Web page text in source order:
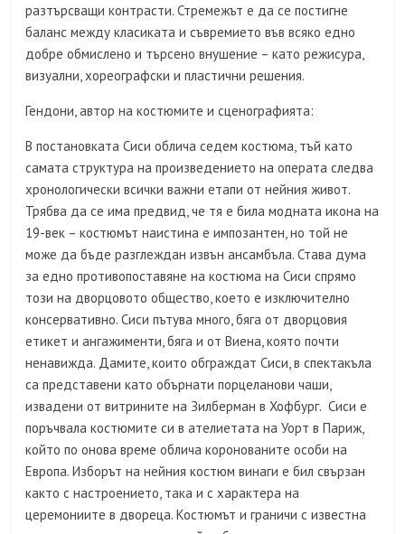
разтърсващи контрасти. Стремежът е да се постигне
баланс между класиката и съвремието във всяко едно
добре обмислено и търсено внушение – като режисура,
визуални, хореографски и пластични решения.
Гендони, автор на костюмите и сценографията:
В постановката Сиси облича седем костюма, тъй като
самата структура на произведението на операта следва
хронологически всички важни етапи от нейния живот.
Трябва да се има предвид, че тя е била модната икона на
19-век – костюмът наистина е импозантен, но той не
може да бъде разглеждан извън ансамбъла. Става дума
за едно противопоставяне на костюма на Сиси спрямо
този на дворцовото общество, което е изключително
консервативно. Сиси пътува много, бяга от дворцовия
етикет и ангажименти, бяга и от Виена, която почти
ненавижда. Дамите, които обграждат Сиси, в спектакъла
са представени като обърнати порцеланови чаши,
извадени от витрините на Зилберман в Хофбург. Сиси е
поръчвала костюмите си в ателиетата на Уорт в Париж,
който по онова време облича коронованите особи на
Европа. Изборът на нейния костюм винаги е бил свързан
както с настроението, така и с характера на
церемониите в двореца. Костюмът и граничи с известна